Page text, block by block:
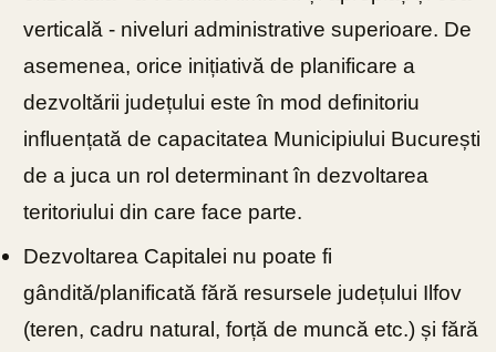
verticală - niveluri administrative superioare. De
asemenea, orice inițiativă de planificare a
dezvoltării județului este în mod definitoriu
influențată de capacitatea Municipiului București
de a juca un rol determinant în dezvoltarea
teritoriului din care face parte.
Dezvoltarea Capitalei nu poate fi
gândită/planificată fără resursele județului Ilfov
(teren, cadru natural, forță de muncă etc.) și fără